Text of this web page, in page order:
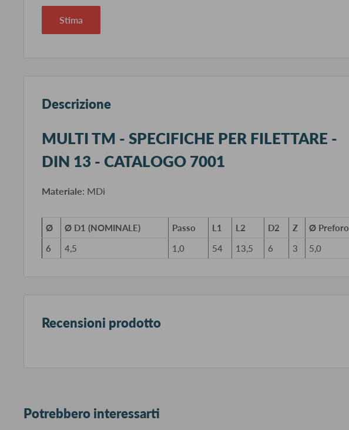
Stima
Descrizione
MULTI TM - SPECIFICHE PER FILETTARE -
DIN 13 - CATALOGO 7001
Materiale: MDi
Ø Ø D1 (NOMINALE) Passo L1 L2 D2 Z
Ø Preforo
6
4,5 1,0 54 13,5 6 3 5,0
Recensioni prodotto
Potrebbero interessarti